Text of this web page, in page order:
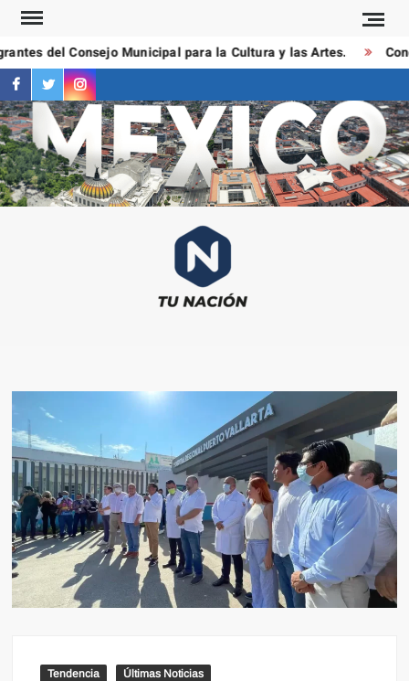
Saltar
contenidodel Consejo Municipal para la Cultura y las Artes.
facebook
twitterinstagram
Tendencia Últimas Noticias